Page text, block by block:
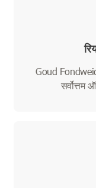
Goud
सर्वोत्तम